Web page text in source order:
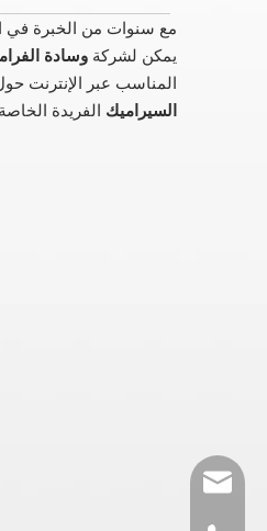
مع سنوات من الخبرة في
يمكن لشركة وسادة
المناسب عبر الإنترنت
السيراميك الفريدة